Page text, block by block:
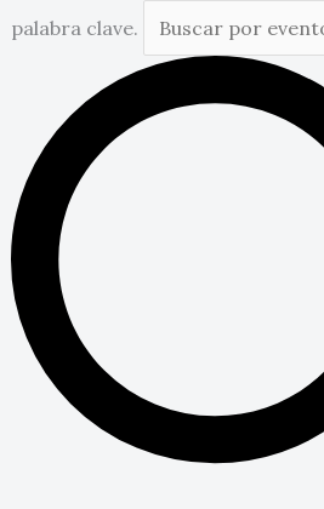
palabra clave.